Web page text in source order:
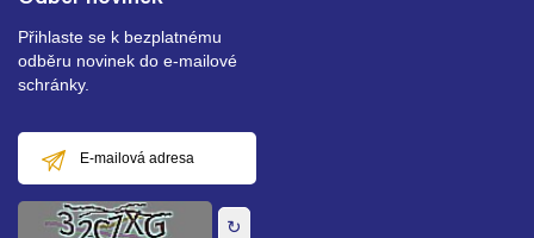
Přihlaste se k bezplatnému
odběru novinek do e-mailové
schránky.
mailová
adresa
↻